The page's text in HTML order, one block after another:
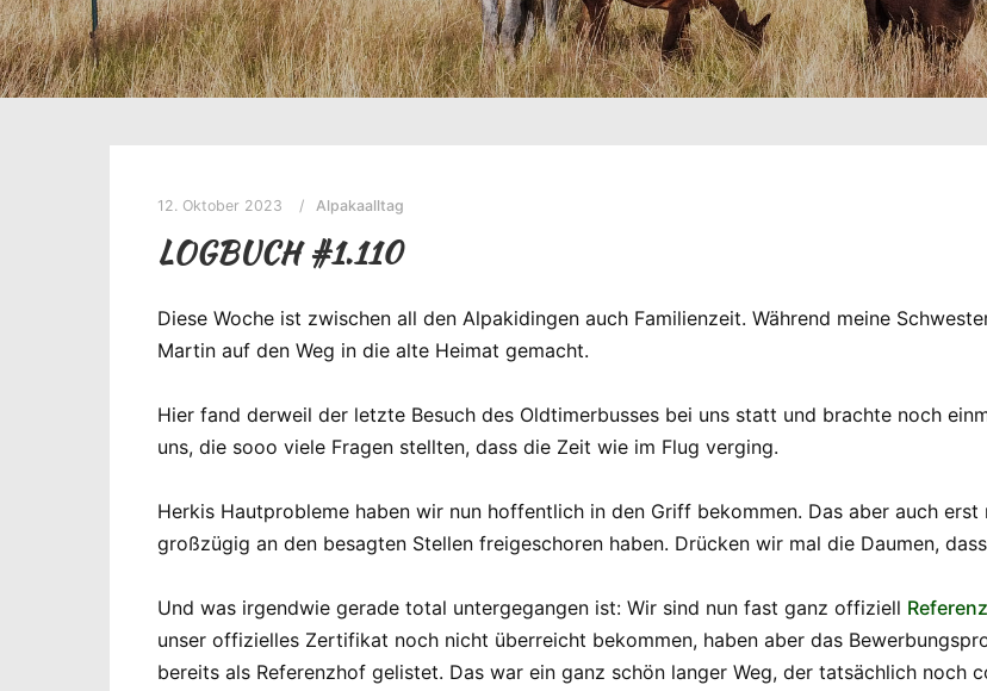
12. Oktober 2023 Alpakaalltag
LOGBUCH #1.110
Diese Woche ist zwischen all den Alpakidingen auch Familienzeit. Während meine
Martin auf den Weg in die alte Heimat gemacht.
Hier fand derweil der letzte Besuch des Oldtimerbusses bei uns statt und brachte noch
uns, die sooo viele Fragen stellten, dass die Zeit wie im Flug verging.
Herkis Hautprobleme haben wir nun hoffentlich in den Griff bekommen. Das aber auch
großzügig an den besagten Stellen freigeschoren haben. Drücken wir mal die Daumen,
Und was irgendwie gerade total untergegangen ist: Wir sind nun fast ganz offiziell
unser offizielles Zertifikat noch nicht überreicht bekommen, haben aber das
bereits als Referenzhof gelistet. Das war ein ganz schön langer Weg, der tatsächlich